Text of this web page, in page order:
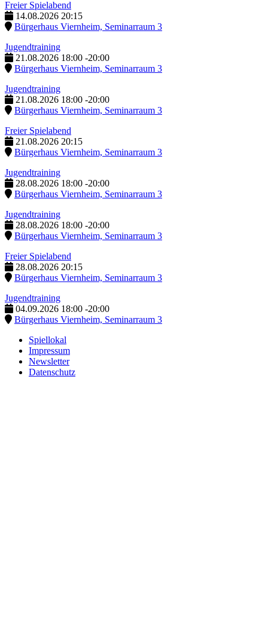
Freier Spielabend
14.08.2026 20:15
Bürgerhaus Viernheim, Seminarraum 3
Jugendtraining
21.08.2026 18:00 -20:00
Bürgerhaus Viernheim, Seminarraum 3
Jugendtraining
21.08.2026 18:00 -20:00
Bürgerhaus Viernheim, Seminarraum 3
Freier Spielabend
21.08.2026 20:15
Bürgerhaus Viernheim, Seminarraum 3
Jugendtraining
28.08.2026 18:00 -20:00
Bürgerhaus Viernheim, Seminarraum 3
Jugendtraining
28.08.2026 18:00 -20:00
Bürgerhaus Viernheim, Seminarraum 3
Freier Spielabend
28.08.2026 20:15
Bürgerhaus Viernheim, Seminarraum 3
Jugendtraining
04.09.2026 18:00 -20:00
Bürgerhaus Viernheim, Seminarraum 3
Spiellokal
Impressum
Newsletter
Datenschutz